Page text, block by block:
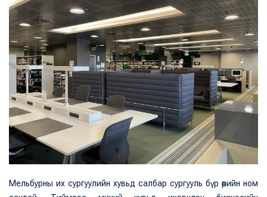
Мельбурны их сургуулийн хувьд салбар сургууль бүр өөрийн ном